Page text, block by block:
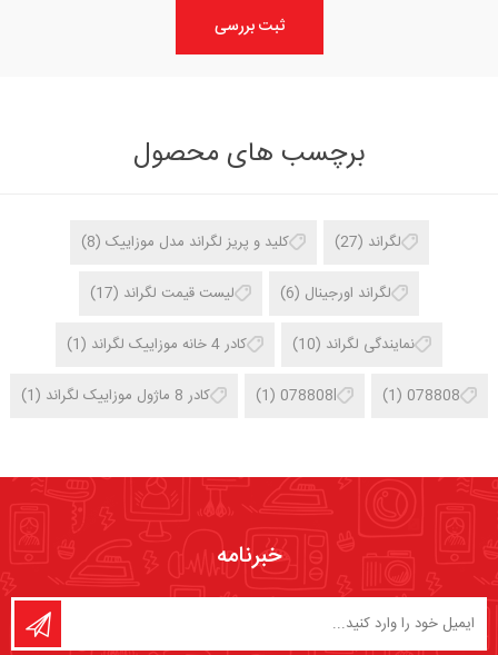
ثبت بررسی
برچسب های محصول
لگراند (27) کلید و پریز لگراند مدل موزاییک (8)
لگراند اورجینال (6) لیست قیمت لگراند (17)
نمایندگی لگراند (10) کادر 4 خانه موزاییک لگراند (1)
078808
(1)
078808l
(1) کادر 8 ماژول موزاییک لگراند (1)
خبرنامه